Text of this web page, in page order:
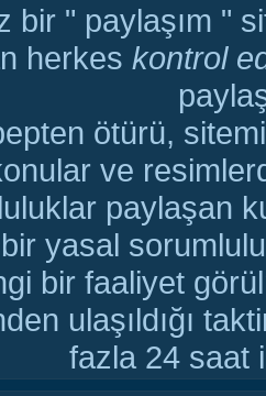
bir " paylaşım "
herkes kontrol
ötürü,
ve
paylaşan
yasal
bir faaliyet
ulaşıldığı
fazla 24 saat